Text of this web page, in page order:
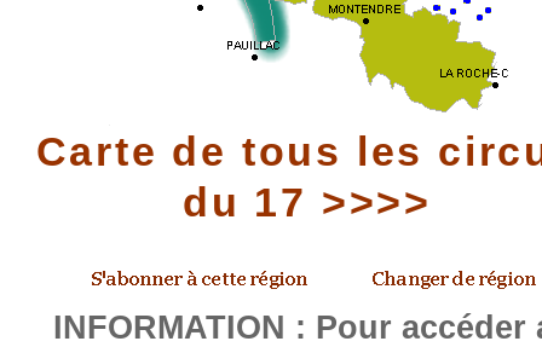
Carte de tous les
du 17 >>>>
INFORMATION : Pour accéder